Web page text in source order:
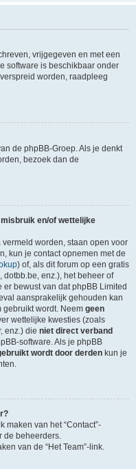
vrijgegeven en met een
software is beschikbaar onder
worden, raadpleeg
de phpBB-Groep. Als je denkt
bezoek dan de
en/of wettelijke
worden, staan open voor
kun je contact opnemen met de
) of, als dit forum op een gratis
dotbb.be, enz.), het beheer of
bewust van dat phpBB Limited
aansprakelijk gehouden kan
gebruikt wordt. Neem geen
wettelijke kwesties (zoals
enz.) die niet direct verband
software. Als je phpBB
wordt door derden kun je
maken van het “Contact”-
de beheerders.
van de “Het Team”-link.